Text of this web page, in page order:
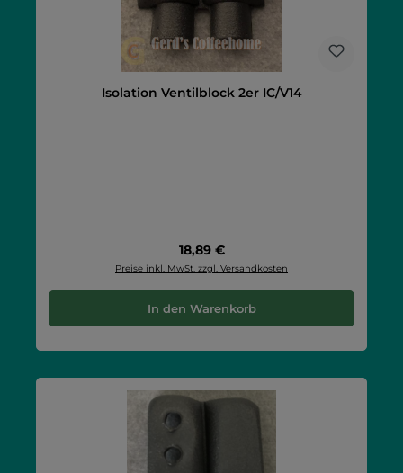
Isolation Ventilblock 2er IC/V14
Regulärer Preis:
18,89 €
Preise inkl. MwSt. zzgl. Versandkosten
In den Warenkorb